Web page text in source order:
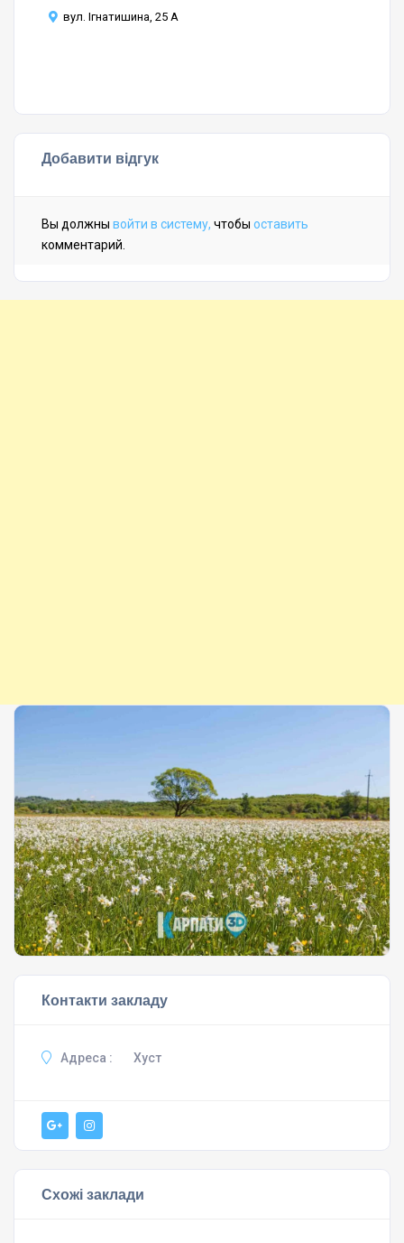
вул. Ігнатишина, 25 А
Добавити відгук
Вы должны войти в систему, чтобы оставить
комментарий.
Контакти закладу
Адреса : Хуст
Схожі заклади